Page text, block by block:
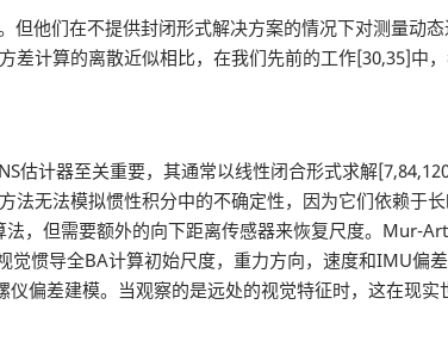
们在不提供封闭形式解决方案的情况下对测量动
计算的离散近似相比，在我们先前的工作[30,35]中
计器至关重要，其通常以线性闭合形式求解
法无法模拟惯性积分中的不确定性，因为它们依赖于
，但需要额外的向下距离传感器来恢复尺度。Mur-
惯导全BA计算初始尺度，重力方向，速度和IMU偏
偏差建模。当观察的是远处的视觉特征时，这在现实